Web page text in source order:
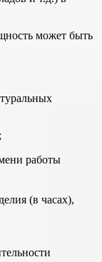
может быть
работы
(в часах),